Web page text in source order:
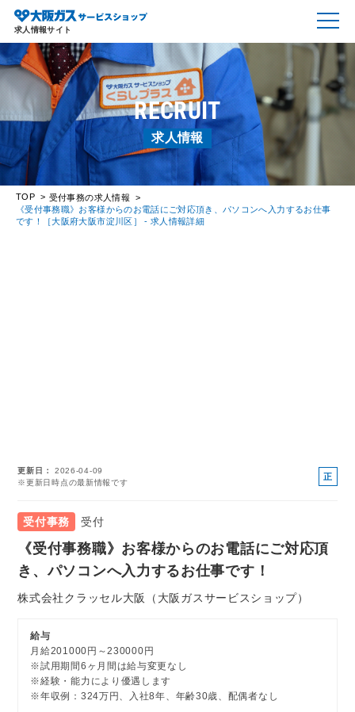
求人情報サイト
RECRUIT
求人情報
TOP
受付事務の求人情報
《受付事務職》お客様からのお電話にご対応頂き、パソコンへ入力するお仕事
です！［大阪府大阪市淀川区］ - 求人情報詳細
更新日
2026-04-09
※更新日時点の最新情報です
正
受付事務 受付
《受付事務職》お客様からのお電話にご対応頂
き、パソコンへ入力するお仕事です！
株式会社クラッセル大阪（大阪ガスサービスショップ）
給与
月給201000円～230000円
※試用期間6ヶ月間は給与変更なし
※経験・能力により優遇します
※年収例：324万円、入社8年、年齢30歳、配偶者なし